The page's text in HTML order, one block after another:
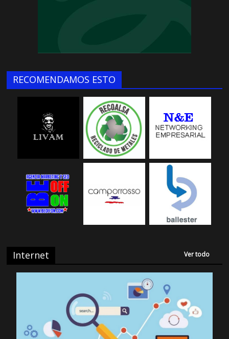
RECOMENDAMOS ESTO
Internet Ver todo